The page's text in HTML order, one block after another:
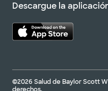
Descargue la
©2026 Salud de Baylor Scott